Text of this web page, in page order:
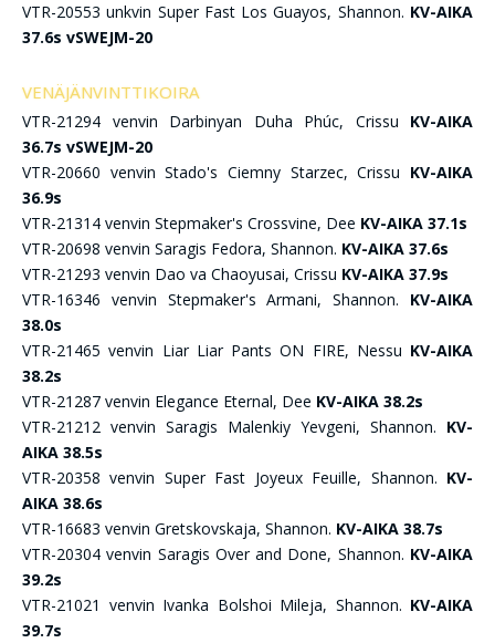
VTR-20553 unkvin Super Fast Los Guayos, Shannon. KV-AIKA
37.6s vSWEJM-20
VENÄJÄNVINTTIKOIRA
VTR-21294 venvin Darbinyan Duha Phúc, Crissu KV-AIKA
36.7s vSWEJM-20
VTR-20660 venvin Stado's Ciemny Starzec, Crissu KV-AIKA
36.9s
VTR-21314 venvin Stepmaker's Crossvine, Dee KV-AIKA 37.1s
VTR-20698 venvin Saragis Fedora, Shannon. KV-AIKA 37.6s
VTR-21293 venvin Dao va Chaoyusai, Crissu KV-AIKA 37.9s
VTR-16346 venvin Stepmaker's Armani, Shannon. KV-AIKA
38.0s
VTR-21465 venvin Liar Liar Pants ON FIRE, Nessu KV-AIKA
38.2s
VTR-21287 venvin Elegance Eternal, Dee KV-AIKA 38.2s
VTR-21212 venvin Saragis Malenkiy Yevgeni, Shannon. KV-
AIKA 38.5s
VTR-20358 venvin Super Fast Joyeux Feuille, Shannon. KV-
AIKA 38.6s
VTR-16683 venvin Gretskovskaja, Shannon. KV-AIKA 38.7s
VTR-20304 venvin Saragis Over and Done, Shannon. KV-AIKA
39.2s
VTR-21021 venvin Ivanka Bolshoi Mileja, Shannon. KV-AIKA
39.7s